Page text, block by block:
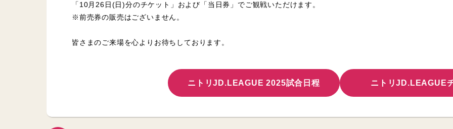
「10月26日(日)分のチケット」および「当日券」でご観戦いただけます。
※前売券の販売はございません。
皆さまのご来場を心よりお待ちしております。
ニトリJD.LEAGUE 2025試合日程 ニトリJD.LEAGUE